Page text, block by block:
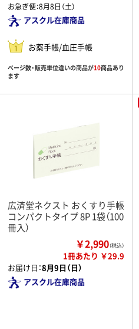
お急ぎ便：8月8日（土）
アスクル在庫商品
お薬手帳/血圧手帳
ページ数・販売単位違いの商品が10商品あり
ます
広済堂ネクスト おくすり手帳
コンパクトタイプ 8P 1袋（100
冊入）
￥2,990（税込）
1冊あたり ￥29.9
お届け日：8月9日（日）
アスクル在庫商品